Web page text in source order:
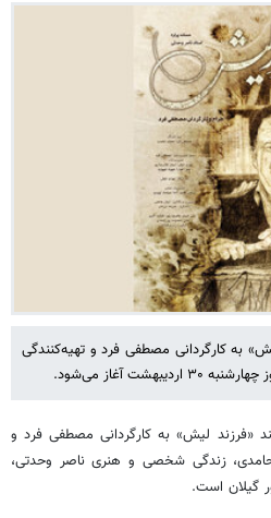
به کارگردانی مصطفی فرد و تهیه‌کنندگی
آغاز می‌شود.
«فرزند لیش» به کارگردانی مصطفی فرد و
زندگی‌ شخصی و هنری ناصر وحدتی،
گیلان است.